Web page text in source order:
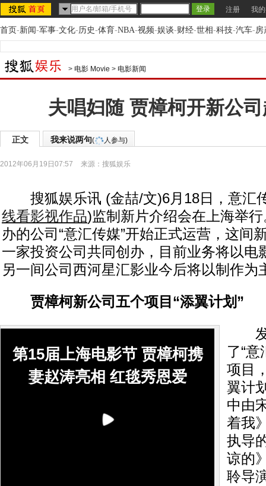
注册 我
首页-新闻-军事-文化-历史-体育-NBA-视频-娱谈-财经-世相-科技-汽车-房
> 电影 Movie > 电影新闻
夫唱妇随 贾樟柯开新公
正文 我来说两句( 人参与)
2012年06月19日07:57 来源： 搜狐娱乐
搜狐娱乐讯 (金喆/文)6月18日，意汇
线看影视作品)监制新片介绍会在上海举
办的公司“意汇传媒”开始正式运营，这间
一家投资公司共同创办，目前业务将以电
另一间公司西河星汇影业今后将以制作为
贾樟柯新公司五个项目“添翼计划”
第15届上海电影节 贾樟柯携
妻赵涛亮相 红毯秀恩爱
发
了“
项目
翼计
中由
着我
执导
谅的
聆导